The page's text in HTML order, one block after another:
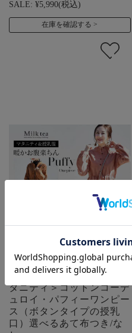
SALE: ¥5,990(税込)
在庫を確認する
【13時までのご注文で即
日発送対象】 ＜授乳服 マ
タニティ＞コットンコーデ
ュロイ・パフィーワンピー
ス（ボタンタイプの授乳
口）選べるあて布つき/な